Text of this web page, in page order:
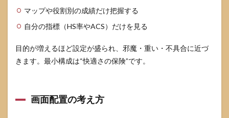
マップや役割別の成績だけ把握する
自分の指標（HS率やACS）だけを見る
目的が増えるほど設定が盛られ、邪魔・重い・不具合に近づ
きます。最小構成は“快適さの保険”です。
画面配置の考え方